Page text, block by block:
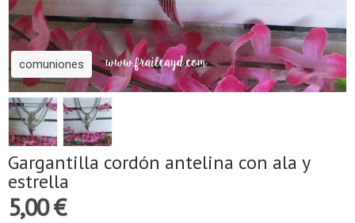
comuniones
Gargantilla cordón antelina con ala y
estrella
5,00 €